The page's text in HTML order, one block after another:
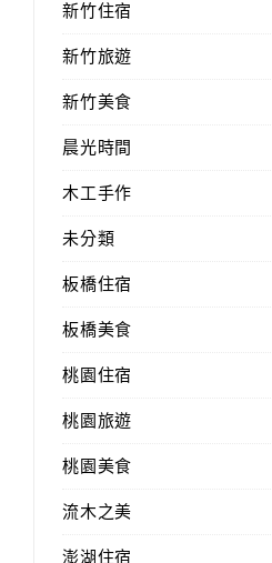
新竹住宿
新竹旅遊
新竹美食
晨光時間
木工手作
未分類
板橋住宿
板橋美食
桃園住宿
桃園旅遊
桃園美食
流木之美
澎湖住宿